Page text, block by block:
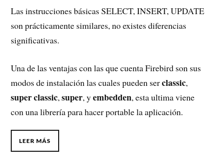
Las instrucciones básicas SELECT, INSERT, UPDATE
son prácticamente similares, no existes diferencias
significativas.
Una de las ventajas con las que cuenta Firebird son sus
modos de instalación las cuales pueden serclassic,
super classic,super, yembedden, esta ultima viene
con una librería para hacer portable la aplicación.
LEER MÁS